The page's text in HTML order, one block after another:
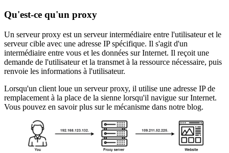
Qu'est-ce qu'un proxy
Un serveur proxy est un serveur intermédiaire entre l'utilisateur et le
serveur cible avec une adresse IP spécifique. Il s'agit d'un
intermédiaire entre vous et les données sur Internet. Il reçoit une
demande de l'utilisateur et la transmet à la ressource nécessaire, puis
renvoie les informations à l'utilisateur.
Lorsqu'un client loue un serveur proxy, il utilise une adresse IP de
remplacement à la place de la sienne lorsqu'il navigue sur Internet.
Vous pouvez en savoir plus sur le mécanisme dans notre blog.